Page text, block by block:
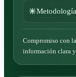
Metodología
Compromiso con
información clara y